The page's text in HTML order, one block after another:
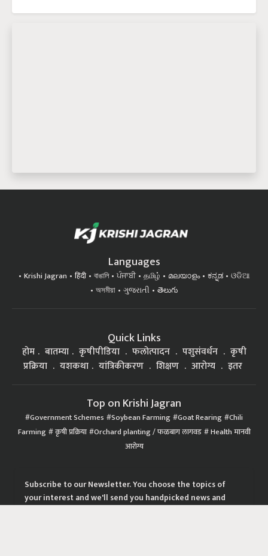
Languages
Krishi Jagran हिंदी বাঙালি ਪੰਜਾਬੀ தமிழ் മലയാളം ಕನ್ನಡ
ଓଡିଆ
অসমীয়া
ગુજરાતી తెలుగు
Quick Links
होम बातम्या कृषीपीडिया फलोत्पादन पशुसंवर्धन
कृषी
प्रक्रिया
यशकथा यांत्रिकीकरण शिक्षण आरोग्य इतर
Top on Krishi Jagran
Government Schemes Soybean Farming Goat Rearing Chili
Farming कृषी प्रक्रिया Orchard planting / फळबाग लागवड Health मानवी
आरोग्य
Subscribe to our Newsletter. You choose the topics of
your interest and we'll send you handpicked news and